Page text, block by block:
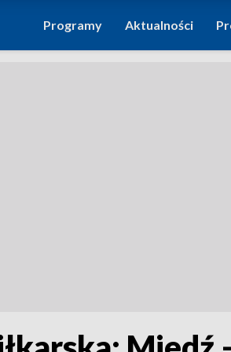
DO
Programy Aktualności